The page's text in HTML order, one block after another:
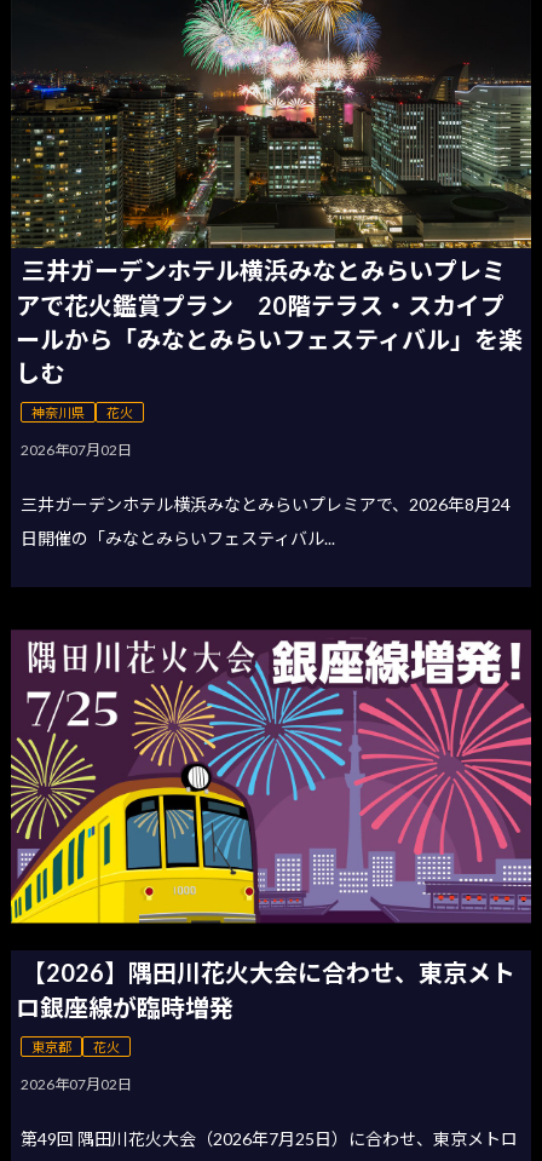
三井ガーデンホテル横浜みなとみらいプレミ
アで花火鑑賞プラン 20階テラス・スカイプ
ールから「みなとみらいフェスティバル」を楽
しむ
神奈川県 花火
2026年07月02日
三井ガーデンホテル横浜みなとみらいプレミアで、2026年8月24
日開催の「みなとみらいフェスティバル...
【2026】隅田川花火大会に合わせ、東京メト
ロ銀座線が臨時増発
東京都 花火
2026年07月02日
第49回 隅田川花火大会（2026年7月25日）に合わせ、東京メトロ